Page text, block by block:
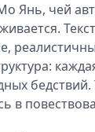
Янь, чей
бедствий.
в